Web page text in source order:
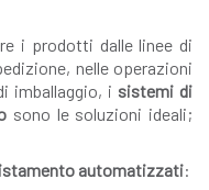
i prodotti dalle linee di
nelle operazioni
imballaggio, i sistemi di
sono le soluzioni ideali;
automatizzati: